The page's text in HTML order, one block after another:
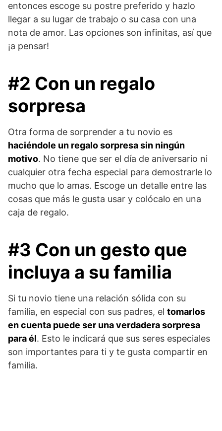
entonces escoge su postre preferido y hazlo
llegar a su lugar de trabajo o su casa con una
nota de amor. Las opciones son infinitas, así que
¡a pensar!
#2 Con un regalo
sorpresa
Otra forma de sorprender a tu novio es
haciéndole un regalo sorpresa sin ningún
motivo. No tiene que ser el día de aniversario ni
cualquier otra fecha especial para demostrarle lo
mucho que lo amas. Escoge un detalle entre las
cosas que más le gusta usar y colócalo en una
caja de regalo.
#3 Con un gesto que
incluya a su familia
Si tu novio tiene una relación sólida con su
familia, en especial con sus padres, el tomarlos
en cuenta puede ser una verdadera sorpresa
para él. Esto le indicará que sus seres especiales
son importantes para ti y te gusta compartir en
familia.